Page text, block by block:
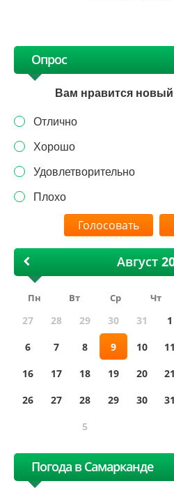
Опрос
Вам нравится новый
Отлично
Хорошо
Удовлетворительно
Плохо
Август
Пн Вт Ср Чт
27 28 29 30 31 1
6
7 8 9 10 11
16
17 18 19 20 21
26
27 28 29 30 31
5
Погода в Самарканде